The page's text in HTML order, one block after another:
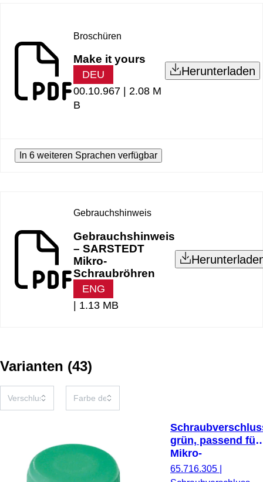
Broschüren
Make it yours
DEU
00.10.967 | 2.08 M
B
Herunterladen
In 6 weiteren Sprachen verfügbar
Gebrauchshinweis
Gebrauchshinweis
– SARSTEDT
Mikro-
Schraubröhren
ENG
| 1.13 MB
Varianten (43)
grün, passend für
Mikro-
Schraubröhren
65.716.305